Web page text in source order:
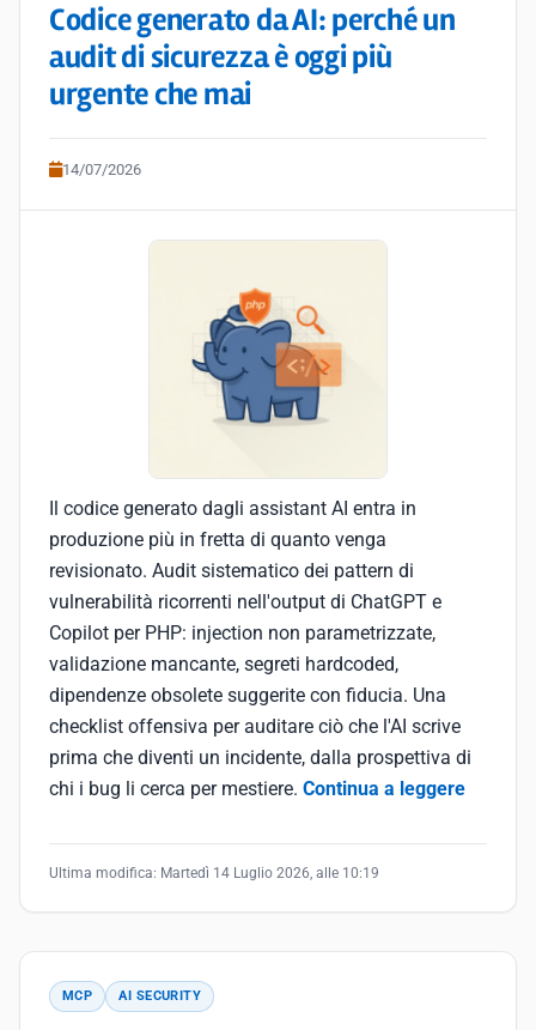
Codice generato da AI: perché un
audit di sicurezza è oggi più
urgente che mai
14/07/2026
Il codice generato dagli assistant AI entra in
produzione più in fretta di quanto venga
revisionato. Audit sistematico dei pattern di
vulnerabilità ricorrenti nell'output di ChatGPT e
Copilot per PHP: injection non parametrizzate,
validazione mancante, segreti hardcoded,
dipendenze obsolete suggerite con fiducia. Una
checklist offensiva per auditare ciò che l'AI scrive
prima che diventi un incidente, dalla prospettiva di
chi i bug li cerca per mestiere. Continua a leggere
Ultima modifica: Martedì 14 Luglio 2026, alle 10:19
MCP AI SECURITY